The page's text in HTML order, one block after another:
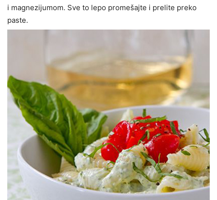
i magnezijumom. Sve to lepo promešajte i prelite preko
paste.